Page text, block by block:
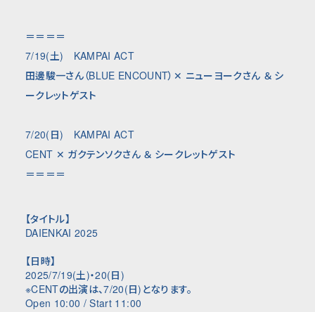
＝＝＝＝
7/19(土) KAMPAI ACT
田邊駿一さん（BLUE ENCOUNT）✕ ニューヨークさん ＆ シ
ークレットゲスト
7/20(日) KAMPAI ACT
CENT ✕ ガクテンソクさん ＆ シークレットゲスト
＝＝＝＝
【タイトル】
DAIENKAI 2025
【日時】
2025/7/19(土)・20(日)
※CENTの出演は、7/20(日)となります。
Open 10:00 / Start 11:00